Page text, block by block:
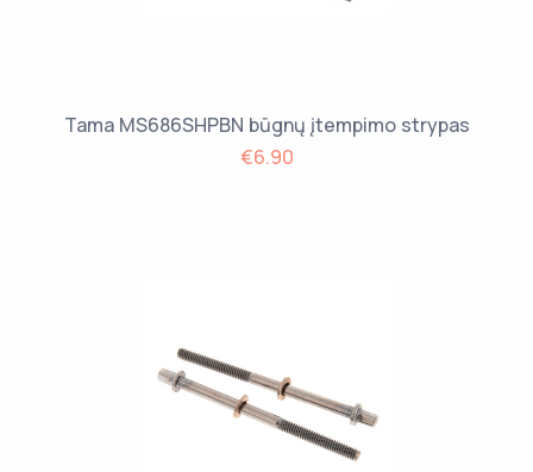
Tama MS686SHPBN būgnų įtempimo strypas
€6.90